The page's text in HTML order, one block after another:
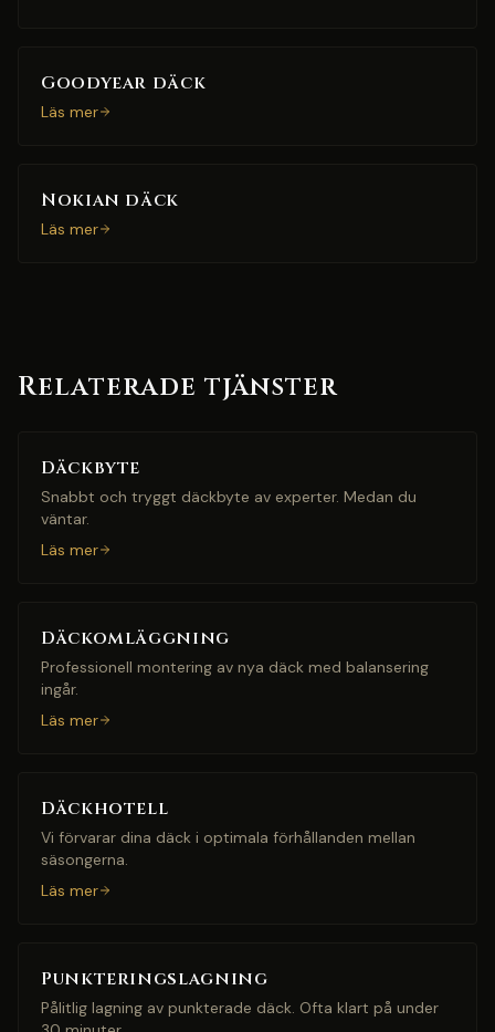
Goodyear däck
Läs mer
Nokian däck
Läs mer
Relaterade tjänster
Däckbyte
Snabbt och tryggt däckbyte av experter. Medan du
väntar.
Läs mer
Däckomläggning
Professionell montering av nya däck med balansering
ingår.
Läs mer
Däckhotell
Vi förvarar dina däck i optimala förhållanden mellan
säsongerna.
Läs mer
Punkteringslagning
Pålitlig lagning av punkterade däck. Ofta klart på under